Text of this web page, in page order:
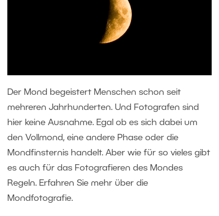
Der Mond begeistert Menschen schon seit
mehreren Jahrhunderten. Und Fotografen sind
hier keine Ausnahme. Egal ob es sich dabei um
den Vollmond, eine andere Phase oder die
Mondfinsternis handelt. Aber wie für so vieles gibt
es auch für das Fotografieren des Mondes
Regeln. Erfahren Sie mehr über die
Mondfotografie.